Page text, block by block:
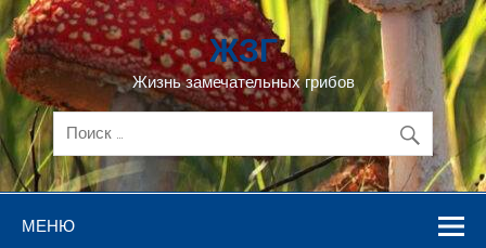
Перейти
к
содержимому
ЖЗГ
Жизнь замечательных грибов
МЕНЮ